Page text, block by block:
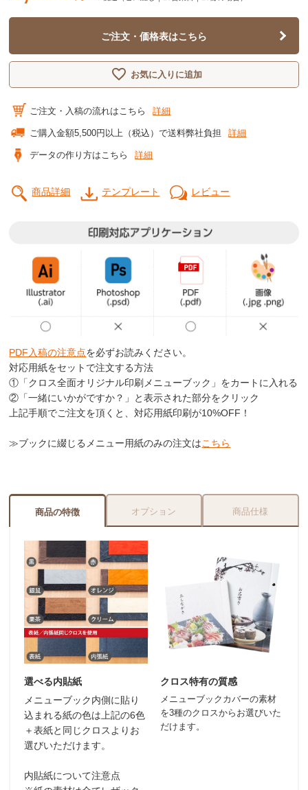
ご注文・価格表はこちら
お気に入りに追加
ご注文・入稿の流れはこちら 詳細
ご購入金額5,500円以上（税込）で送料弊社負担 詳細
データの作り方はこちら 詳細
商品詳細 テンプレート レビュー
PDF入稿の注意点を必ずお読みください。
対応用紙をセットで注文する方法
①「クロス全面オリジナル印刷メニューブック」をカートに入れる
②「一緒にいかがですか？」と表示された部分をクリック
上記手順でご注文を頂くと、対応用紙印刷が10%OFF ！
≫ブックに綴じるメニュー用紙のみの注文はこちら
商品の特徴 オプション 商品仕様
選べる内貼紙
メニューブック内側に貼り
込まれる紙の色は上記の6色
＋表紙と同じクロスよりお
選びいただけます。
内貼紙について注意点
クロス特有の質感
メニューブックカバーの素材
を3種のクロスからお選びいた
だけます。